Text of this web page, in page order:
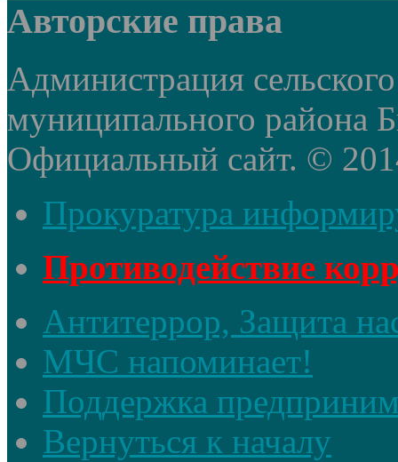
Авторские права
Администрация
муниципального района
Официальный сайт. ©
Прокуратура
Противодействие
Антитеррор, Защита
МЧС напоминает!
Поддержка
Вернуться к началу